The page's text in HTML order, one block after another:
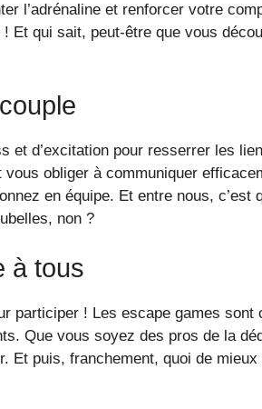
l’adrénaline et renforcer votre
Et qui sait, peut-être que vous
et d’excitation pour resserrer les
obliger à communiquer
en équipe. Et entre nous, c’est
non ?
à tous
participer ! Les escape games sont
Que vous soyez des pros de la
Et puis, franchement, quoi de